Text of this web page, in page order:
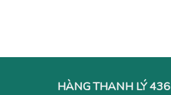
HÀNG THANH LÝ 436